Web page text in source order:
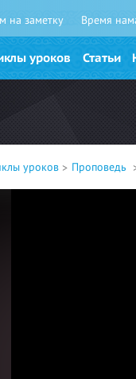
на заметку Время
уроков Статьи
уроков Проповедь